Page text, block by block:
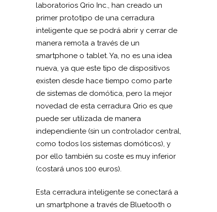
laboratorios Qrio Inc., han creado un
primer prototipo de una cerradura
inteligente que se podrá abrir y cerrar de
manera remota a través de un
smartphone o tablet. Ya, no es una idea
nueva, ya que este tipo de dispositivos
existen desde hace tiempo como parte
de sistemas de domótica, pero la mejor
novedad de esta cerradura Qrio es que
puede ser utilizada de manera
independiente (sin un controlador central,
como todos los sistemas domóticos), y
por ello también su coste es muy inferior
(costará unos 100 euros).
Esta cerradura inteligente se conectará a
un smartphone a través de Bluetooth o